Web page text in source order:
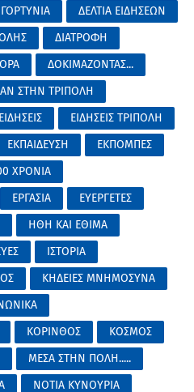
ΓΟΡΤΥΝΙΑ
ΔΕΛΤΙΑ ΕΙΔΗΣΕΩΝ
ΔΙΑΤΡΟΦΗ
ΔΟΚΙΜΑΖΟΝΤΑΣ...
ΣΤΗΝ ΤΡΙΠΟΛΗ
ΕΙΔΗΣΕΙΣ
ΕΙΔΗΣΕΙΣ ΤΡΙΠΟΛΗ
ΕΚΠΑΙΔΕΥΣΗ
ΕΚΠΟΜΠΕΣ
ΧΡΟΝΙΑ
ΕΡΓΑΣΙΑ
ΕΥΕΡΓΕΤΕΣ
ΗΘΗ ΚΑΙ ΕΘΙΜΑ
ΙΣΤΟΡΙΑ
ΚΗΔΕΙΕΣ ΜΝΗΜΟΣΥΝΑ
ΚΟΡΙΝΘΟΣ
ΚΟΣΜΟΣ
ΜΕΣΑ ΣΤΗΝ ΠΟΛΗ.....
ΝΟΤΙΑ ΚΥΝΟΥΡΙΑ